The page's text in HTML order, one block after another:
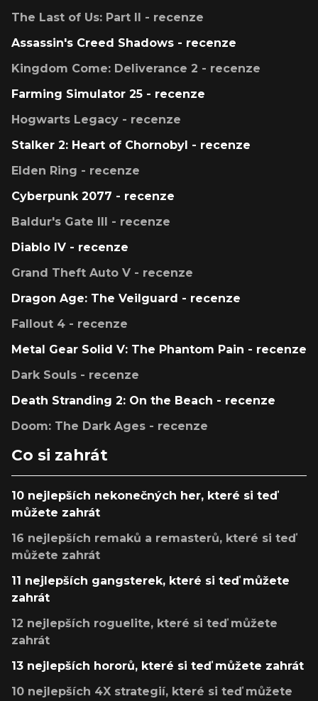
The Last of Us: Part II - recenze
Assassin's Creed Shadows - recenze
Kingdom Come: Deliverance 2 - recenze
Farming Simulator 25 - recenze
Hogwarts Legacy - recenze
Stalker 2: Heart of Chornobyl - recenze
Elden Ring - recenze
Cyberpunk 2077 - recenze
Baldur's Gate III - recenze
Diablo IV - recenze
Grand Theft Auto V - recenze
Dragon Age: The Veilguard - recenze
Fallout 4 - recenze
Metal Gear Solid V: The Phantom Pain - recenze
Dark Souls - recenze
Death Stranding 2: On the Beach - recenze
Doom: The Dark Ages - recenze
Co si zahrát
10 nejlepších nekonečných her, které si teď
můžete zahrát
16 nejlepších remaků a remasterů, které si teď
můžete zahrát
11 nejlepších gangsterek, které si teď můžete
zahrát
12 nejlepších roguelite, které si teď můžete
zahrát
13 nejlepších hororů, které si teď můžete zahrát
10 nejlepších 4X strategií, které si teď můžete